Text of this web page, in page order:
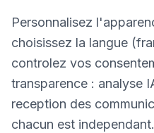
Personnalisez
choisissez la langue
controlez vos
transparence : analyse
reception des
chacun est independant.